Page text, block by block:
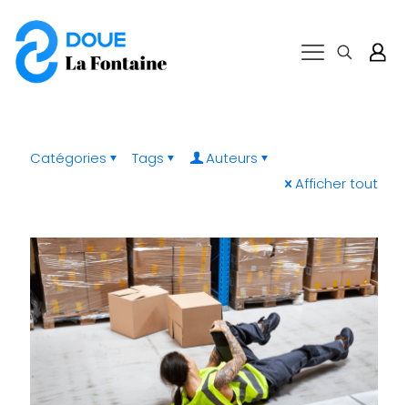
Catégories Tags
Auteurs
Afficher tout